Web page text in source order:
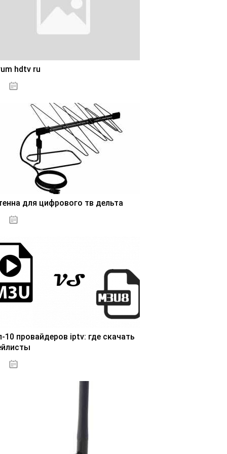
hdtv ru
для цифрового тв дельта
10 провайдеров iptv: где скачать